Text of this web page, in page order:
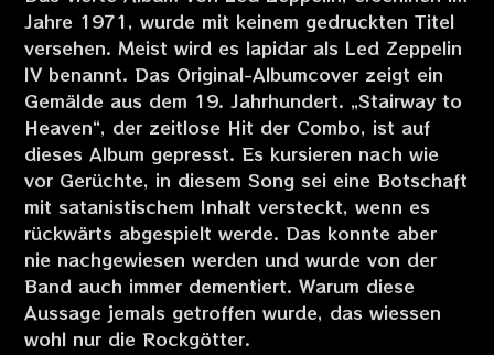
Jahre 1971, wurde mit keinem gedruckten Titel
versehen. Meist wird es lapidar als Led Zeppelin
IV benannt. Das Original-Albumcover zeigt ein
Gemälde aus dem 19. Jahrhundert. „Stairway to
Heaven“, der zeitlose Hit der Combo, ist auf
dieses Album gepresst. Es kursieren nach wie
vor Gerüchte, in diesem Song sei eine Botschaft
mit satanistischem Inhalt versteckt, wenn es
rückwärts abgespielt werde. Das konnte aber
nie nachgewiesen werden und wurde von der
Band auch immer dementiert. Warum diese
Aussage jemals getroffen wurde, das wiessen
wohl nur die Rockgötter.